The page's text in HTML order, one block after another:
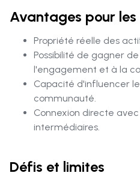
Avantages pour
Propriété réelle des
Possibilité de gagner
l'engagement et à la
Capacité d'influencer
communauté.
Connexion directe
intermédiaires.
Défis et limites